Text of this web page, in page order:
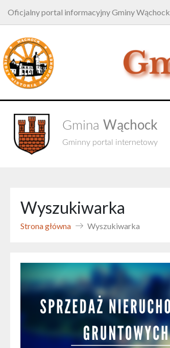
Oficjalny portal informacyjny Gminy Wąchock
Gmina Wąchock
Gminny portal internetowy
Wyszukiwarka
Strona główna Wyszukiwarka